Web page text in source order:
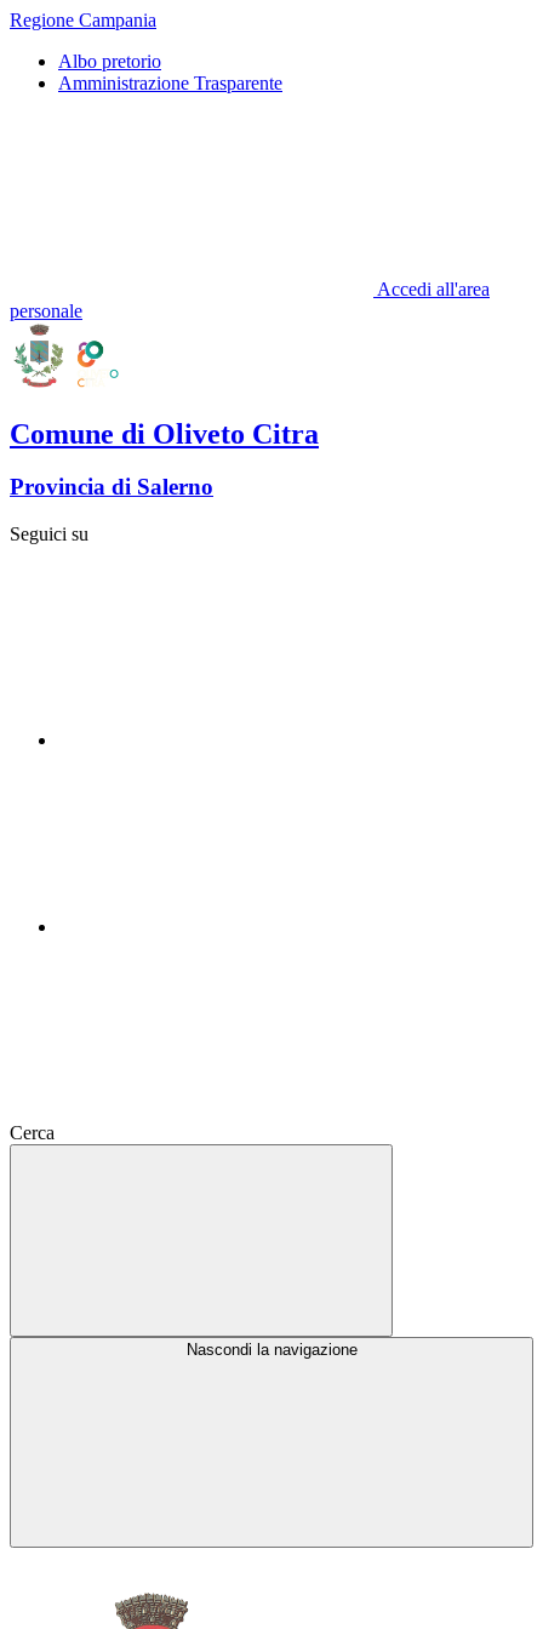
Regione Campania
Albo pretorio
Amministrazione Trasparente
Accedi all'area
personale
Comune di Oliveto Citra
Provincia di Salerno
Seguici su
Cerca
Nascondi la navigazione